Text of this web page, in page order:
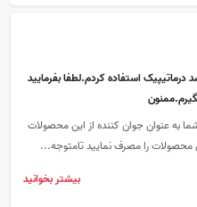
دوره از لایه بردارهای ۱۰ و ۱۵ درصد درماتیپیک استفاده کردم.لطفا بفرمایید
به عنوان جوان کننده از این محصولات
بیشتر بخوانید